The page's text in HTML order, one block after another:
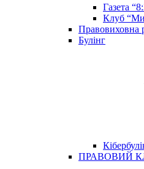
Газета
Клуб
Правовиховна
Булінг
ПРАВОВИЙ